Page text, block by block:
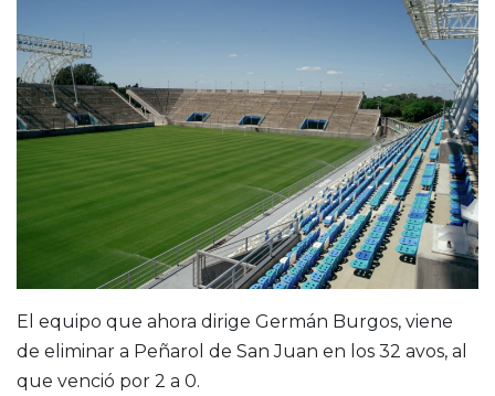
El equipo que ahora dirige Germán Burgos, viene
de eliminar a Peñarol de San Juan en los 32 avos, al
que venció por 2 a 0.